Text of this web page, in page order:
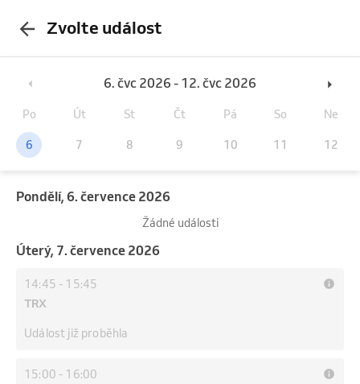
Zvolte událost
6. čvc 2026 - 12. čvc 2026
Po Út St Čt Pá So Ne
6 7 8 9 10 11 12
pondělí, 6. července 2026
Žádné události
úterý, 7. července 2026
14:45 - 15:45
TRX
Událost již proběhla
15:00 - 16:00